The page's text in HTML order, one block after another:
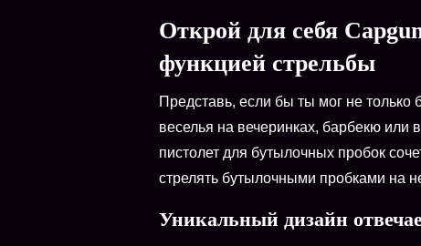
Открой для себя
функцией стрельбы
Представь, если бы ты мог не
веселья на вечеринках, барбекю
пистолет для бутылочных пробок
стрелять бутылочными пробками на
Уникальный дизайн